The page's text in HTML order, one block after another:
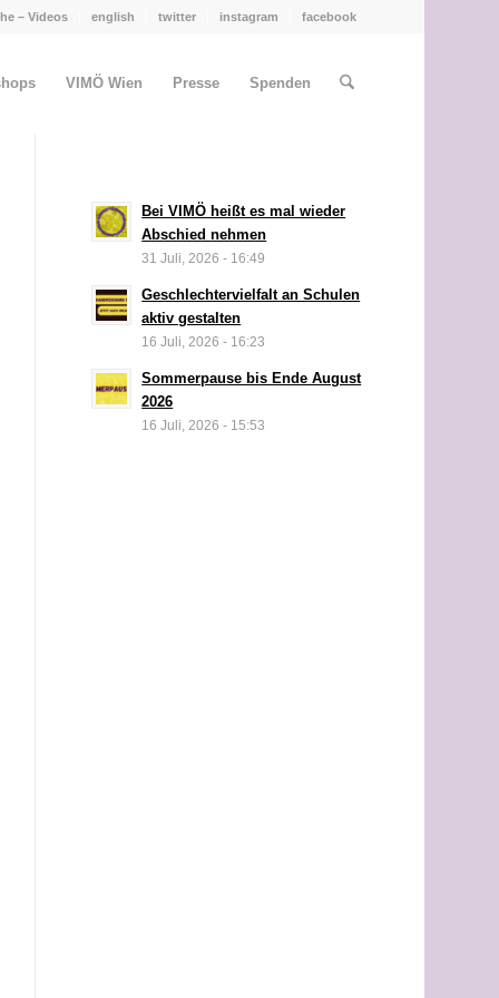
– Videos english twitter instagram facebook
VIMÖ Wien Presse Spenden
Bei VIMÖ heißt es mal wieder
Abschied nehmen
31 Juli, 2026 - 16:49
Geschlechtervielfalt an Schulen
aktiv gestalten
16 Juli, 2026 - 16:23
Sommerpause bis Ende August
2026
16 Juli, 2026 - 15:53